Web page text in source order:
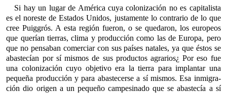
Si hay un lugar de América cuya colonización no es capitalista
es el noreste de Estados Unidos, justamente lo contrario de lo que
cree Puiggrós. A esta región fueron, o se quedaron, los europeos
que querían tierras, clima y producción como las de Europa, pero
que no pensaban comerciar con sus países natales, ya que éstos se
abastecían por sí mismos de sus productos agrarios¿ Por eso fue
una colonización cuyo objetivo era la tierra para implantar una
pequeña producción y para abastecerse a sí mismos. Esa inmigra­
ción dio origen a un pequeño campesinado que se abastecía a sí